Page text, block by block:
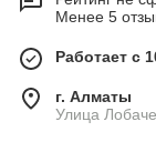
Менее 5
Работает с
г. Алматы
Улица